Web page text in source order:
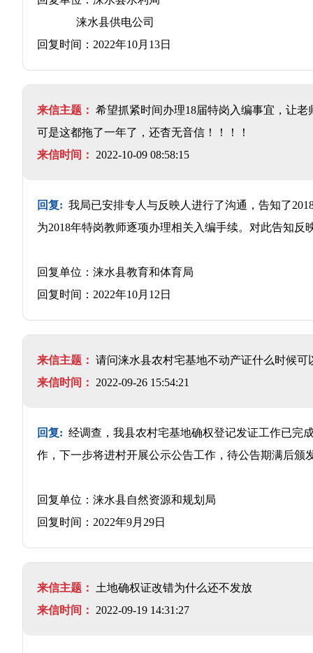
涞水县供电公司
回复时间：2022年10月13日
来信主题： 希望抓紧时间办理18届特岗入编事宜，让
可是这都拖了一年了，还杳无音信！！！！
来信时间：
2022-10-09 08:58:15
回复: 我局已安排专人与反映人进行了沟通，告知了
为2018年特岗教师逐项办理相关入编手续。对此告知反
回复单位：涞水县教育和体育局
回复时间：2022年10月12日
来信主题： 请问涞水县农村宅基地不动产证什么时候可
来信时间：
2022-09-26 15:54:21
回复: 经调查，我县农村宅基地确权登记发证工作已完
作，下一步将进村开展公示公告工作，待公告期满后颁
回复单位：涞水县自然资源和规划局
回复时间：2022年9月29日
来信主题：
土地确权证改错为什么还不发放
来信时间：
2022-09-19 14:31:27